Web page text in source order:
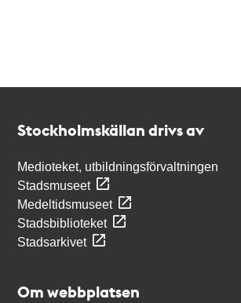
Stockholmskällan drivs av
Medioteket, utbildningsförvaltningen
Stadsmuseet
Medeltidsmuseet
Stadsbiblioteket
Stadsarkivet
Om webbplatsen